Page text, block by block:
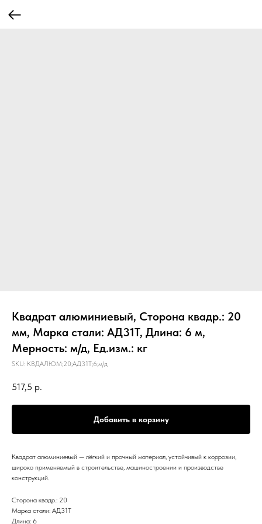
Квадрат алюминиевый, Сторона квадр.: 20
мм, Марка стали: АД31Т, Длина: 6 м,
Мерность: м/д, Ед.изм.: кг
SKU: КВДАЛЮМ;20;АД31Т;6;м/д
517,5 р.
Добавить в корзину
Квадрат алюминиевый — лёгкий и прочный материал, устойчивый к коррозии,
широко применяемый в строительстве, машиностроении и производстве
конструкций.
Сторона квадр.: 20
Марка стали: АД31Т
Длина: 6